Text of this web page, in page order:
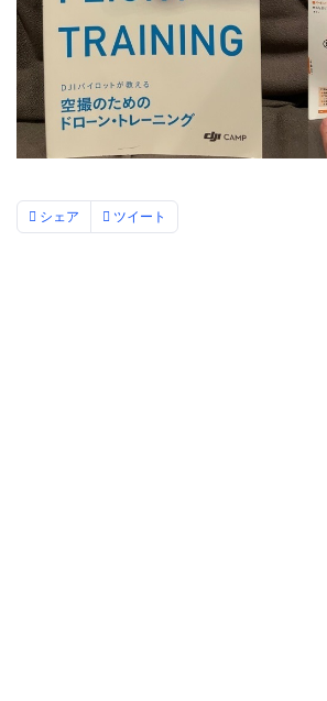
シェア ツイート